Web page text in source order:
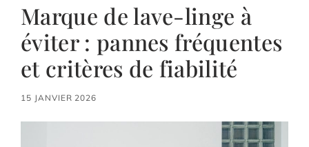
Marque de lave-linge à
éviter : pannes fréquentes
et critères de fiabilité
15 JANVIER 2026